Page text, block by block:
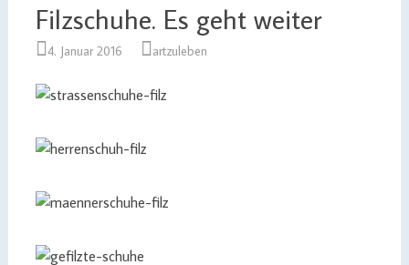
Filzschuhe. Es geht weiter
4. Januar 2016 artzuleben